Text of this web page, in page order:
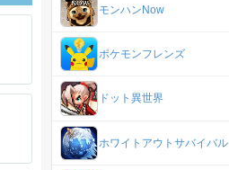
モンハンNow
ポケモンフレンズ
ドット異世界
ホワイトアウトサバイバル